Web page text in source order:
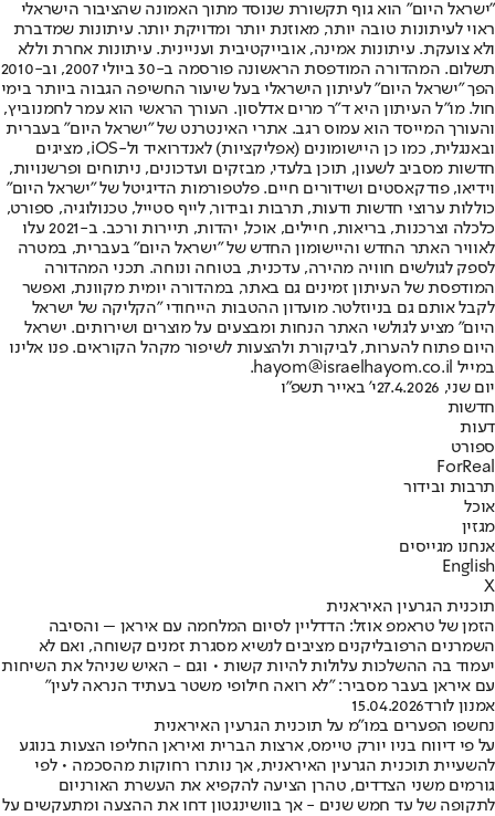
"ישראל היום" הוא גוף תקשורת שנוסד מתוך האמונה שהציבור הישראלי
ראוי לעיתונות טובה יותר, מאוזנת יותר ומדויקת יותר. עיתונות שמדברת
ולא צועקת. עיתונות אמינה, אובייקטיבית ועניינית. עיתונות אחרת וללא
תשלום. המהדורה המודפסת הראשונה פורסמה ב-30 ביולי 2007, וב-2010
הפך "ישראל היום" לעיתון הישראלי בעל שיעור החשיפה הגבוה ביותר בימי
חול. מו"ל העיתון היא ד"ר מרים אדלסון. העורך הראשי הוא עמר לחמנוביץ,
והעורך המייסד הוא עמוס רגב. אתרי האינטרנט של "ישראל היום" בעברית
ובאנגלית, כמו כן היישומונים (אפליקציות) לאנדרואיד ול-iOS, מציגים
חדשות מסביב לשעון, תוכן בלעדי, מבזקים ועדכונים, ניתוחים ופרשנויות,
וידיאו, פודקאסטים ושידורים חיים. פלטפורמות הדיגיטל של "ישראל היום"
כוללות ערוצי חדשות ודעות, תרבות ובידור, לייף סטייל, טכנולוגיה, ספורט,
כלכלה וצרכנות, בריאות, חיילים, אוכל, יהדות, תיירות ורכב. ב-2021 עלו
לאוויר האתר החדש והיישומון החדש של "ישראל היום" בעברית, במטרה
לספק לגולשים חוויה מהירה, עדכנית, בטוחה ונוחה. תכני המהדורה
המודפסת של העיתון זמינים גם באתר, במהדורה יומית מקוונת, ואפשר
לקבל אותם גם בניוזלטר. מועדון ההטבות הייחודי "הקליקה של ישראל
היום" מציע לגולשי האתר הנחות ומבצעים על מוצרים ושירותים. ישראל
היום פתוח להערות, לביקורת ולהצעות לשיפור מקהל הקוראים. פנו אלינו
במייל hayom@israelhayom.co.il.
יום שני, 27.4.2026
י' באייר תשפ"ו
חדשות
דעות
ספורט
ForReal
תרבות ובידור
אוכל
מגזין
אנחנו מגייסים
English
X
תוכנית הגרעין האיראנית
הזמן של טראמפ אוזל: הדדליין לסיום המלחמה עם איראן – והסיבה
השמרנים הרפובליקנים מציבים לנשיא מסגרת זמנים קשוחה, ואם לא
יעמוד בה ההשלכות עלולות להיות קשות • וגם - האיש שניהל את השיחות
עם איראן בעבר מסביר: "לא רואה חילופי משטר בעתיד הנראה לעין"
אמנון לורד15.04.2026
נחשפו הפערים במו"מ על תוכנית הגרעין האיראנית
על פי דיווח בניו יורק טיימס, ארצות הברית ואיראן החליפו הצעות בנוגע
להשעיית תוכנית הגרעין האיראנית, אך נותרו רחוקות מהסכמה • לפי
גורמים משני הצדדים, טהרן הציעה להקפיא את העשרת האורניום
לתקופה של עד חמש שנים - אך בוושינגטון דחו את ההצעה ומתעקשים על